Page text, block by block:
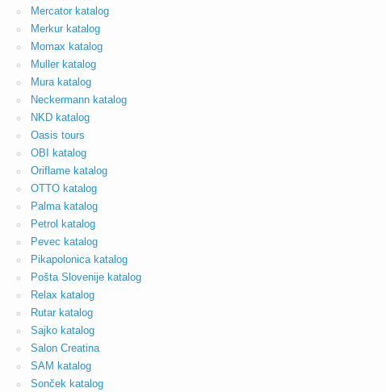
Mercator katalog
Merkur katalog
Momax katalog
Muller katalog
Mura katalog
Neckermann katalog
NKD katalog
Oasis tours
OBI katalog
Oriflame katalog
OTTO katalog
Palma katalog
Petrol katalog
Pevec katalog
Pikapolonica katalog
Pošta Slovenije katalog
Relax katalog
Rutar katalog
Sajko katalog
Salon Creatina
SAM katalog
Sonček katalog